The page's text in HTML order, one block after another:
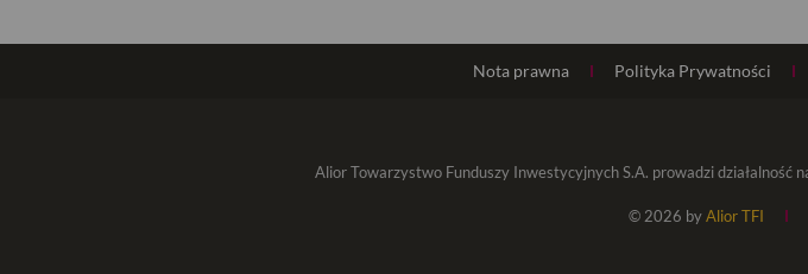
Nota prawna Polityka Prywatności
Alior Towarzystwo Funduszy Inwestycyjnych S.A. prowadzi działalność
© 2026 byAlior TFI